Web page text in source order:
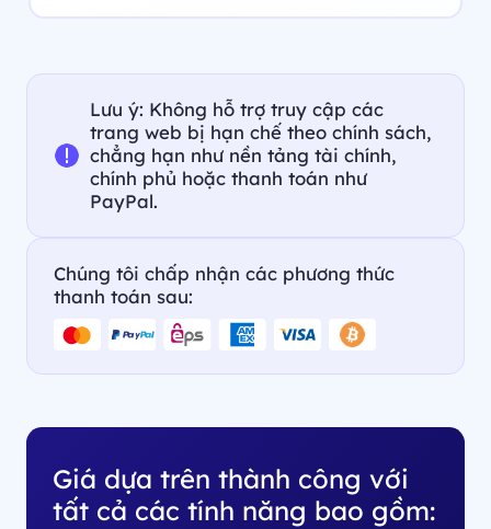
Lưu ý: Không hỗ trợ truy cập các
trang web bị hạn chế theo chính sách,
chẳng hạn như nền tảng tài chính,
chính phủ hoặc thanh toán như
PayPal.
Chúng tôi chấp nhận các phương thức
thanh toán sau:
Giá dựa trên thành công với
tất cả các tính năng bao gồm: